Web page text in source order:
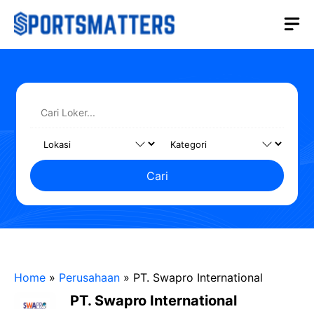
Langsung
Cari
Home » Perusahaan » PT. Swapro International
PT. Swapro International